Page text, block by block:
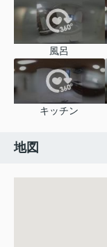
風呂
キッチン
地図